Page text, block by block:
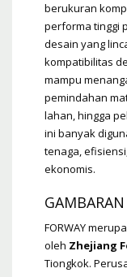
berukuran
performa tinggi
desain yang
kompatibilitas
mampu
pemindahan
lahan, hingga
ini banyak
tenaga,
ekonomis.
FORWAY
oleh Zhejiang
Tiongkok.